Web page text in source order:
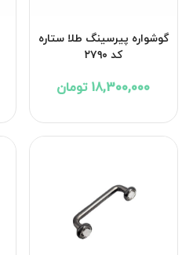
گوشواره پیرسینگ طلا ستاره
کد ۲۷۹۰
18,300,000 تومان